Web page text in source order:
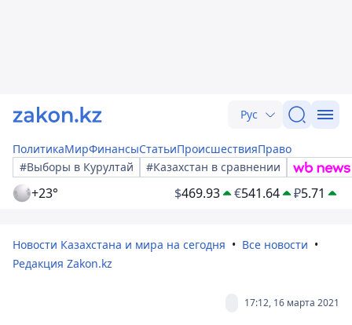
Рус
ПолитикаМирФинансыСтатьиПроисшествияПраво
#Выборы в Курултай
#Казахстан в сравнении
+23° $469.93 €541.64 ₽5.71
Новости Казахстана и мира на сегодня
Все новости
Редакция Zakon.kz
17:12, 16 марта 2021